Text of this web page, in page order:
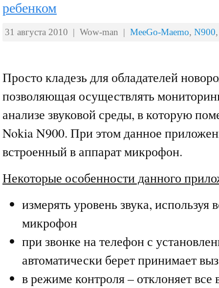
ребенком
31 августа 2010 | Wow-man | MeeGo-Maemo, N900
Просто кладезь для обладателей
позволяющая осуществлять
анализе звуковой среды, в которую
Nokia N900. При этом данное
встроенный в аппарат микрофон.
Некоторые особенности данного
измерять уровень звука, используя
микрофон
при звонке на телефон с
автоматически берет принимает
в режиме контроля – отклоняет